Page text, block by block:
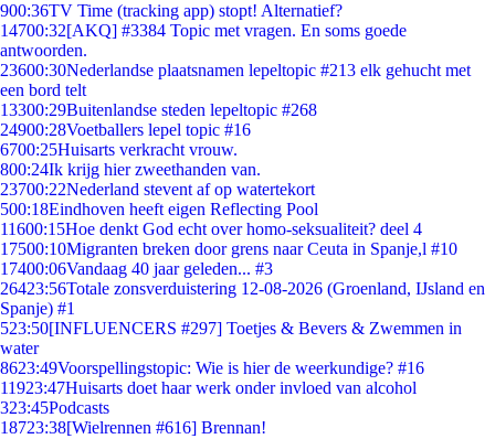
900:36TV Time (tracking app) stopt! Alternatief?
14700:32[AKQ] #3384 Topic met vragen. En soms goede
antwoorden.
23600:30Nederlandse plaatsnamen lepeltopic #213 elk gehucht met
een bord telt
13300:29Buitenlandse steden lepeltopic #268
24900:28Voetballers lepel topic #16
6700:25Huisarts verkracht vrouw.
800:24Ik krijg hier zweethanden van.
23700:22Nederland stevent af op watertekort
500:18Eindhoven heeft eigen Reflecting Pool
11600:15Hoe denkt God echt over homo-seksualiteit? deel 4
17500:10Migranten breken door grens naar Ceuta in Spanje,l #10
17400:06Vandaag 40 jaar geleden... #3
26423:56Totale zonsverduistering 12-08-2026 (Groenland, IJsland en
Spanje) #1
523:50[INFLUENCERS #297] Toetjes & Bevers & Zwemmen in
water
8623:49Voorspellingstopic: Wie is hier de weerkundige? #16
11923:47Huisarts doet haar werk onder invloed van alcohol
323:45Podcasts
18723:38[Wielrennen #616] Brennan!